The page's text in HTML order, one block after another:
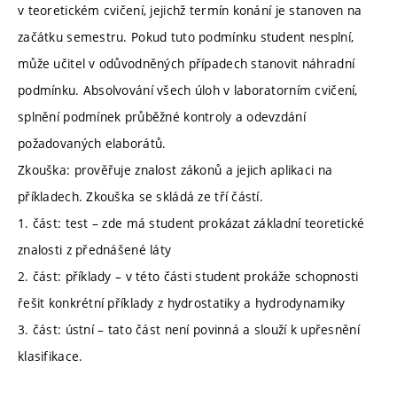
v teoretickém cvičení, jejichž termín konání je stanoven na
začátku semestru. Pokud tuto podmínku student nesplní,
může učitel v odůvodněných případech stanovit náhradní
podmínku. Absolvování všech úloh v laboratorním cvičení,
splnění podmínek průběžné kontroly a odevzdání
požadovaných elaborátů.
Zkouška: prověřuje znalost zákonů a jejich aplikaci na
příkladech. Zkouška se skládá ze tří částí.
1. část: test – zde má student prokázat základní teoretické
znalosti z přednášené láty
2. část: příklady – v této části student prokáže schopnosti
řešit konkrétní příklady z hydrostatiky a hydrodynamiky
3. část: ústní – tato část není povinná a slouží k upřesnění
klasifikace.